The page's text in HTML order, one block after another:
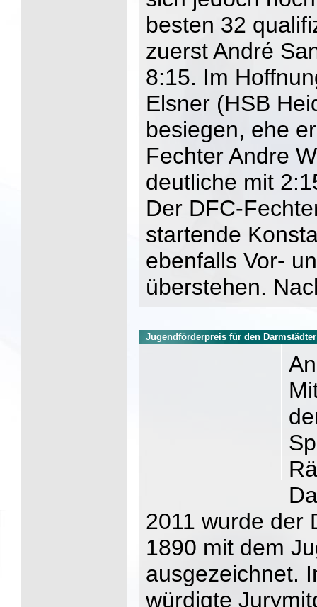
besten 32
zuerst André
8:15. Im
Elsner (HSB
besiegen, ehe
Fechter Andre
deutliche mit
Der DFC-
startende
ebenfalls Vor-
überstehen.
Jugendförderpreis für den
2011 wurde der
1890 mit dem
ausgezeichnet.
würdigte